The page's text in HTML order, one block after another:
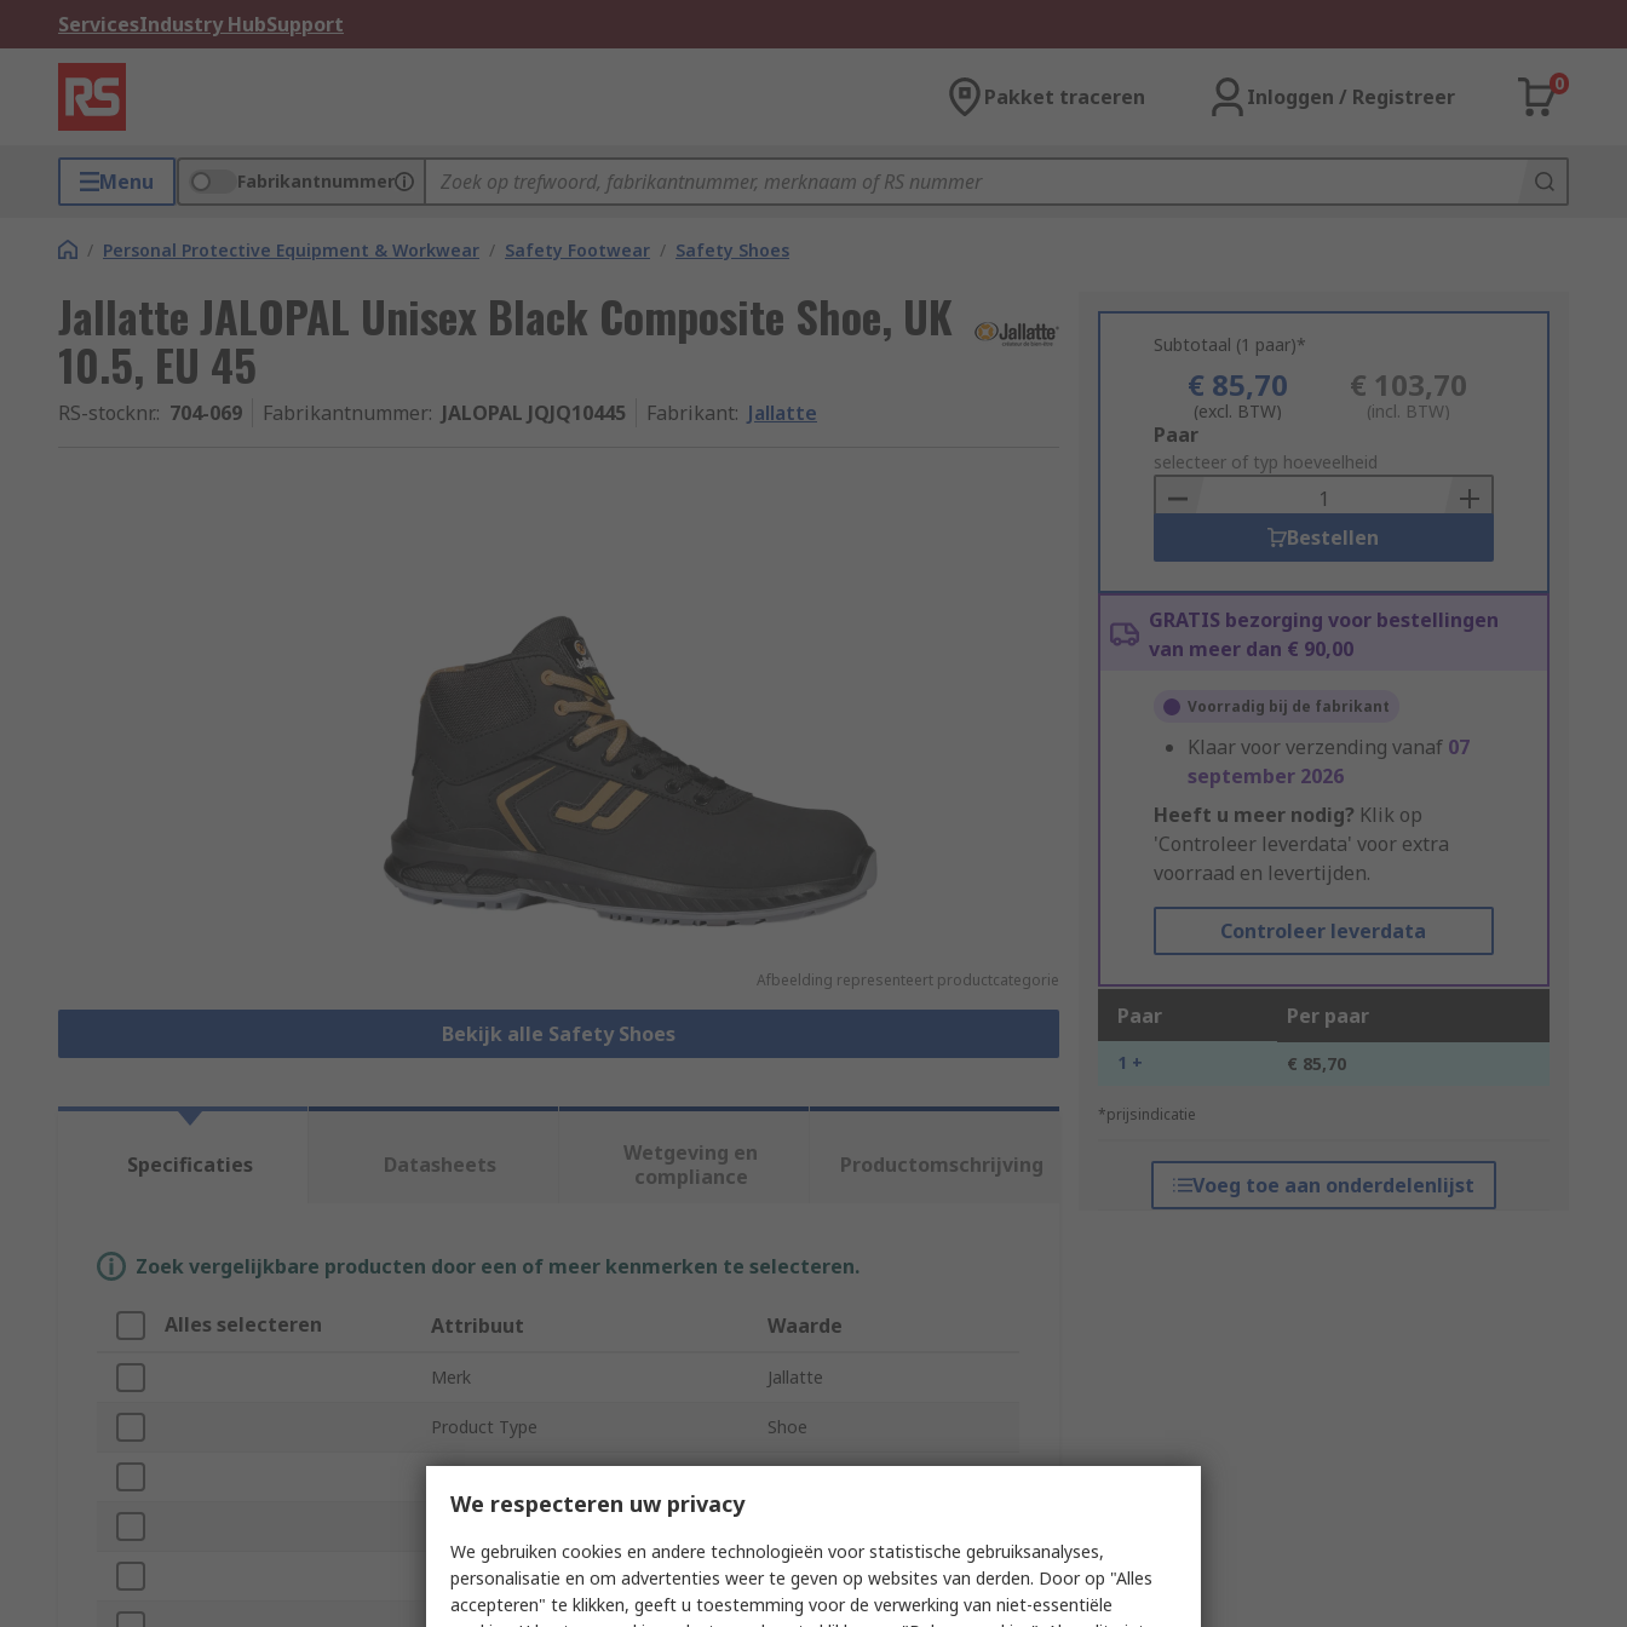
ServicesIndustry HubSupport
Pakket traceren Inloggen / Registreer
0
Menu Fabrikantnummer
/ Personal Protective Equipment & Workwear / Safety Footwear / Safety Shoes
Jallatte JALOPAL Unisex Black Composite Shoe, UK
10.5, EU 45
RS-stocknr.: 704-069 Fabrikantnummer: JALOPAL JQJQ10445 Fabrikant: Jallatte
Afbeelding representeert productcategorie
Bekijk alle Safety Shoes
Subtotaal (1 paar)*
€ 85,70
(excl. BTW)
€ 103,70
(incl. BTW)
Add
to
Basket
Paar
selecteer of typ hoeveelheid
Bestellen
GRATIS bezorging voor bestellingen
van meer dan € 90,00
Voorradig bij de fabrikant
Klaar voor verzending vanaf 07
september 2026
Heeft u meer nodig? Klik op
'Controleer leverdata' voor extra
voorraad en levertijden.
Controleer leverdata
Paar Per paar
1 + € 85,70
*prijsindicatie
Voeg toe aan onderdelenlijst
Specificaties Datasheets
Wetgeving en
compliance
Productomschrijving
Zoek vergelijkbare producten door een of meer kenmerken te selecteren.
Alles selecteren Attribuut Waarde
Merk Jallatte
Product Type Shoe
Size EU 45
We respecteren uw privacy
We gebruiken cookies en andere technologieën voor statistische gebruiksanalyses,
personalisatie en om advertenties weer te geven op websites van derden. Door op "Alles
accepteren" te klikken, geeft u toestemming voor de verwerking van niet-essentiële